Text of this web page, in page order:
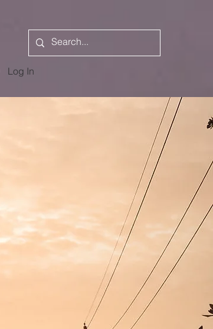
Log In